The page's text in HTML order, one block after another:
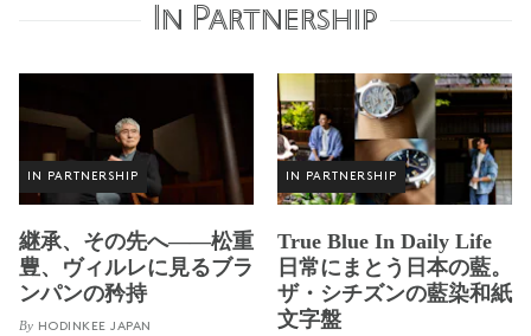
In Partnership
IN PARTNERSHIP
継承、その先へ——松重
豊、ヴィルレに見るブラ
ンパンの矜持
By HODINKEE JAPAN
IN PARTNERSHIP
True Blue In Daily Life
日常にまとう日本の藍。
ザ・シチズンの藍染和紙
文字盤